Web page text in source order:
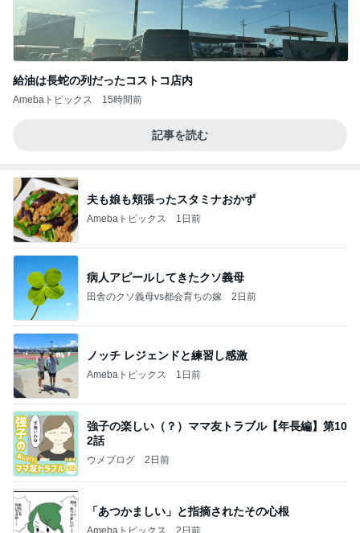
給油は長蛇の列だったコストコ店内
Amebaトピックス 15時間前
記事を読む
夫も娘も頬張ったスタミナおかず
Amebaトピックス 1日前
病人アピールしてきたクソ義母
田舎のクソ義母vs都会育ちの嫁 2日前
ノッチ レジェンドと練習し感激
Amebaトピックス 1日前
強子の楽しい（？）ママ友トラブル【年長編】第10
2話
ウメブログ 2日前
「あつかましい」と指摘されたその心根